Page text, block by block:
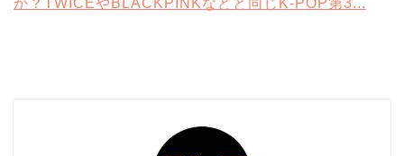
か？TWICEやBLACKPINKなどと同じK-POP第3...